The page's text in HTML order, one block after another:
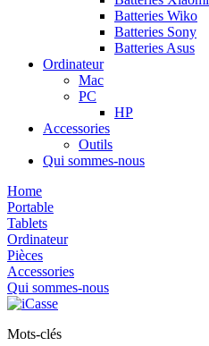
Batteries Wiko
Batteries Sony
Batteries Asus
Ordinateur
Mac
PC
HP
Accessories
Outils
Qui sommes-nous
Home
Portable
Tablets
Ordinateur
Pièces
Accessories
Qui sommes-nous
Mots-clés